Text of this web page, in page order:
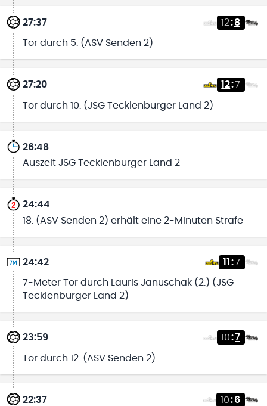
27:37 12:8
Tor durch 5. (ASV Senden 2)
27:20 12:7
Tor durch 10. (JSG Tecklenburger Land 2)
26:48
Auszeit JSG Tecklenburger Land 2
24:44
18. (ASV Senden 2) erhält eine 2-Minuten Strafe
24:42 11 :7
7-Meter Tor durch Lauris Januschak (2.) (JSG
Tecklenburger Land 2)
23:59 10:7
Tor durch 12. (ASV Senden 2)
22:37 10:6